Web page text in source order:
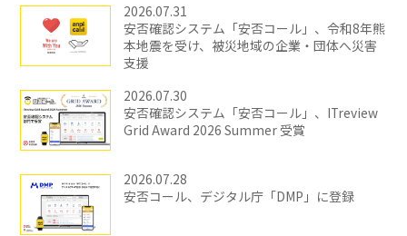
2026.07.31
安否確認システム「安否コール」、令和8年熊
本地震を受け、被災地域の企業・団体へ災害
支援
2026.07.30
安否確認システム「安否コール」、ITreview
Grid Award 2026 Summer 受賞
2026.07.28
安否コール、デジタル庁「DMP」に登録